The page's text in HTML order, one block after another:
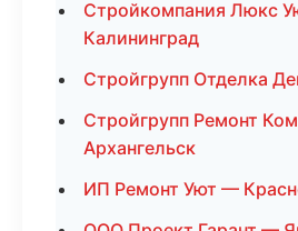
Стройкомпания Люкс
Калининград
Стройгрупп Отделка
Стройгрупп Ремонт
Архангельск
ИП Ремонт Уют —